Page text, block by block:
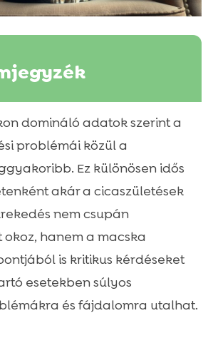
macskáknál és
fel?
leggyakoribb okai:
ne hagyjunk figyelmen
azonnal állatorvoshoz?
mit tehetünk
domináló adatok szerint a
problémái közül a
Ez különösen idős
akár a cicaszületések
nem csupán
hanem a macska
is kritikus kérdéseket
esetekben súlyos
és fájdalomra utalhat.